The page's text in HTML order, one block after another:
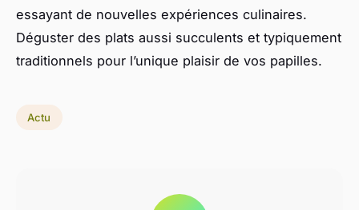
essayant de nouvelles expériences culinaires.
Déguster des plats aussi succulents et typiquement
traditionnels pour l’unique plaisir de vos papilles.
Actu